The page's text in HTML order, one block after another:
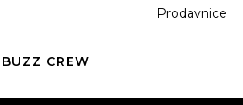
Prodavnice
BUZZ CREW